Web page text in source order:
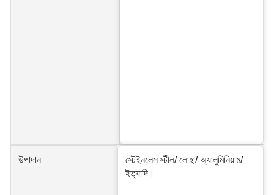
উপাদান
স্টেইনলেস স্টীল/ লোহা/ অ্যালুমিনিয়াম/
ইত্যাদি।